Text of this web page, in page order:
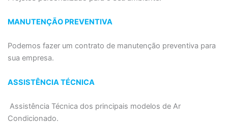
MANUTENÇÃO PREVENTIVA
Podemos fazer um contrato de manutenção preventiva para
sua empresa.
ASSISTÊNCIA TÉCNICA
Assistência Técnica dos principais modelos de Ar
Condicionado.